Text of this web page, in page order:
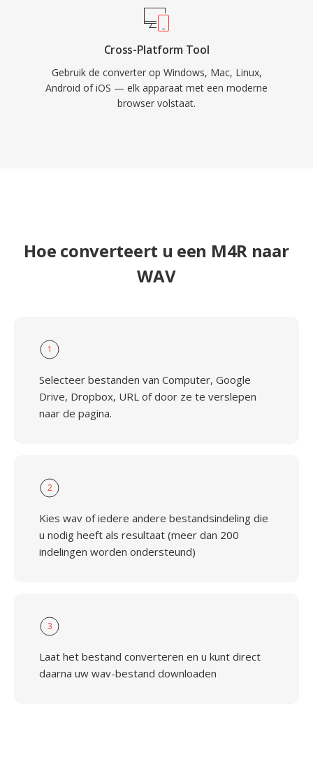
Cross-Platform Tool
Gebruik de converter op Windows, Mac, Linux,
Android of iOS — elk apparaat met een moderne
browser volstaat.
Hoe converteert u een M4R naar
WAV
1
Selecteer bestanden van Computer, Google
Drive, Dropbox, URL of door ze te verslepen
naar de pagina.
2
Kies wav of iedere andere bestandsindeling die
u nodig heeft als resultaat (meer dan 200
indelingen worden ondersteund)
3
Laat het bestand converteren en u kunt direct
daarna uw wav-bestand downloaden